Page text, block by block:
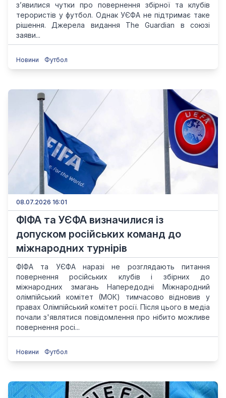
з’явилися чутки про повернення збірної та клубів
терористів у футбол. Однак УЄФА не підтримає таке
рішення. Джерела видання The Guardian в союзі
заяви...
Новини Футбол
08.07.2026 16:01
ФІФА та УЄФА визначилися із
допуском російських команд до
міжнародних турнірів
ФІФА та УЄФА наразі не розглядають питання
повернення російських клубів і збірних до
міжнародних змагань Напередодні Міжнародний
олімпійський комітет (МОК) тимчасово відновив у
правах Олімпійський комітет росії. Після цього в медіа
почали з'являтися повідомлення про нібито можливе
повернення росі...
Новини Футбол